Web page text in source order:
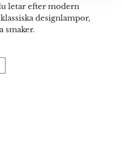
letar efter modern
designlampor,
smaker.